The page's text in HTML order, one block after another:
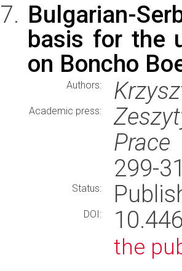
Bulgarian-
basis for the
on Boncho
Authors:
Academic press:
Prace
299-
Status:
DOI:
the